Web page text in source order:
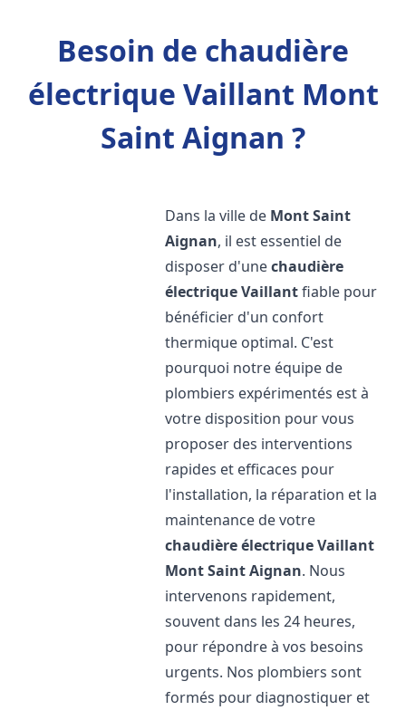
Besoin de chaudière
électrique Vaillant Mont
Saint Aignan ?
Dans la ville de Mont Saint
Aignan, il est essentiel de
disposer d'unechaudière
électrique Vaillantfiable pour
bénéficier d'un confort
thermique optimal. C'est
pourquoi notre équipe de
plombiers expérimentés est à
votre disposition pour vous
proposer des interventions
rapides et efficaces pour
l'installation, la réparation et la
maintenance de votre
chaudière électrique Vaillant
Mont Saint Aignan. Nous
intervenons rapidement,
souvent dans les 24 heures,
pour répondre à vos besoins
urgents. Nos plombiers sont
formés pour diagnostiquer et